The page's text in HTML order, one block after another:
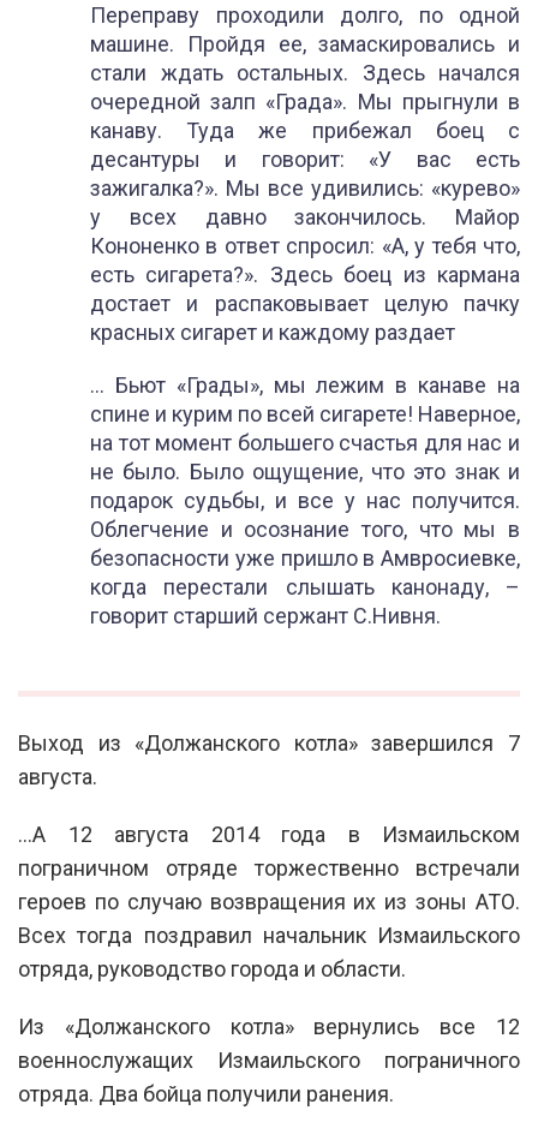
Переправу проходили долго, по одной
машине. Пройдя ее, замаскировались и
стали ждать остальных. Здесь начался
очередной залп «Града». Мы прыгнули в
канаву. Туда же прибежал боец с
десантуры и говорит: «У вас есть
зажигалка?». Мы все удивились: «курево»
у всех давно закончилось. Майор
Кононенко в ответ спросил: «А, у тебя что,
есть сигарета?». Здесь боец из кармана
достает и распаковывает целую пачку
красных сигарет и каждому раздает
… Бьют «Грады», мы лежим в канаве на
спине и курим по всей сигарете! Наверное,
на тот момент большего счастья для нас и
не было. Было ощущение, что это знак и
подарок судьбы, и все у нас получится.
Облегчение и осознание того, что мы в
безопасности уже пришло в Амвросиевке,
когда перестали слышать канонаду, –
говорит старший сержант С.Нивня.
Выход из «Должанского котла» завершился 7
августа.
…А 12 августа 2014 года в Измаильском
пограничном отряде торжественно встречали
героев по случаю возвращения их из зоны АТО.
Всех тогда поздравил начальник Измаильского
отряда, руководство города и области.
Из «Должанского котла» вернулись все 12
военнослужащих Измаильского пограничного
отряда. Два бойца получили ранения.